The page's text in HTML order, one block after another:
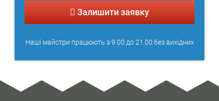
Залишити заявку
Наші майстри працюють з 9.00 до 21.00 без вихідних